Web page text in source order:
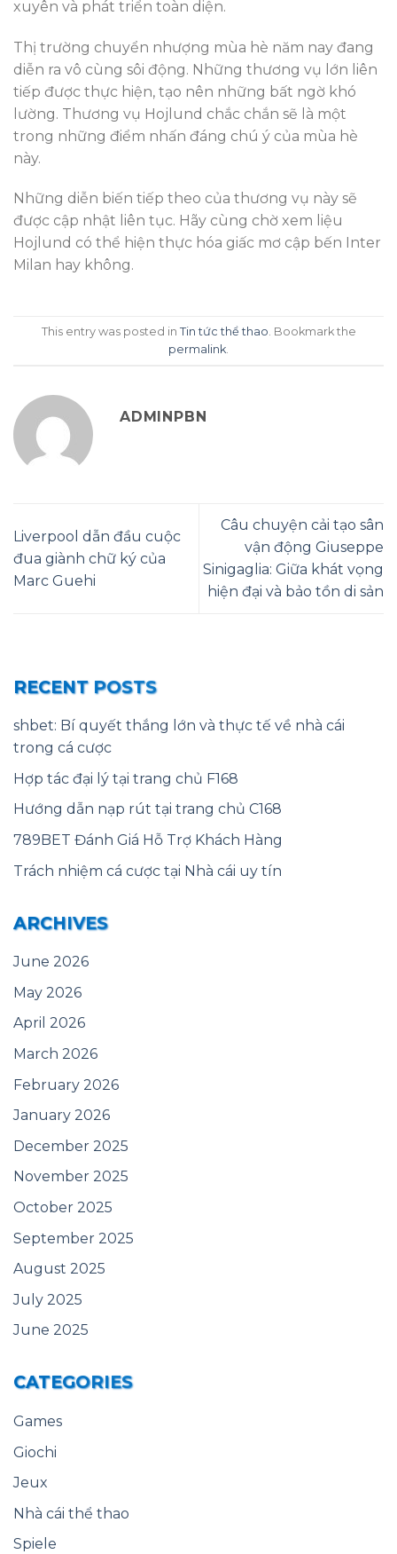
xuyên và phát triển toàn diện.
Thị trường chuyển nhượng mùa hè năm nay đang
diễn ra vô cùng sôi động. Những thương vụ lớn liên
tiếp được thực hiện, tạo nên những bất ngờ khó
lường. Thương vụ Hojlund chắc chắn sẽ là một
trong những điểm nhấn đáng chú ý của mùa hè
này.
Những diễn biến tiếp theo của thương vụ này sẽ
được cập nhật liên tục. Hãy cùng chờ xem liệu
Hojlund có thể hiện thực hóa giấc mơ cập bến Inter
Milan hay không.
This entry was posted in Tin tức thể thao . Bookmark the
permalink
ADMINPBN
Liverpool dẫn đầu cuộc
đua giành chữ ký của
Marc Guehi
Câu chuyện cải tạo sân
vận động Giuseppe
Sinigaglia: Giữa khát vọng
hiện đại và bảo tồn di sản
RECENT POSTS
shbet: Bí quyết thắng lớn và thực tế về nhà cái
trong cá cược
Hợp tác đại lý tại trang chủ F168
Hướng dẫn nạp rút tại trang chủ C168
789BET Đánh Giá Hỗ Trợ Khách Hàng
Trách nhiệm cá cược tại Nhà cái uy tín
ARCHIVES
June 2026
May 2026
April 2026
March 2026
February 2026
January 2026
December 2025
November 2025
October 2025
September 2025
August 2025
July 2025
June 2025
CATEGORIES
Games
Giochi
Jeux
Nhà cái thể thao
Spiele